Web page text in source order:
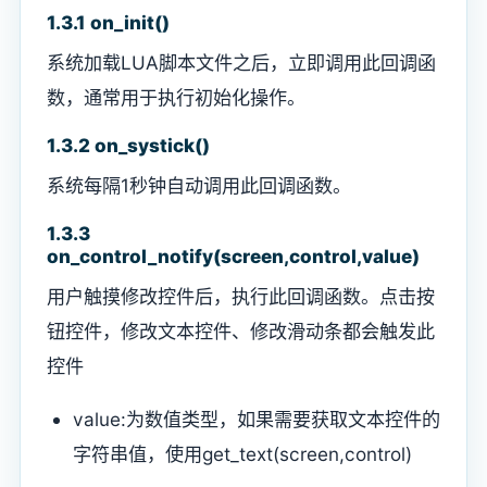
1.3.1 on_init()
系统加载LUA脚本文件之后，立即调用此回调函
数，通常用于执行初始化操作。
1.3.2 on_systick()
系统每隔1秒钟自动调用此回调函数。
1.3.3
on_control_notify(screen,control,value)
用户触摸修改控件后，执行此回调函数。点击按
钮控件，修改文本控件、修改滑动条都会触发此
控件
value:为数值类型，如果需要获取文本控件的
字符串值，使用get_text(screen,control)